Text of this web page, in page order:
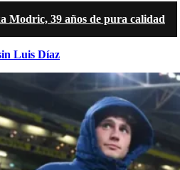
Modric, 39 años de pura calidad
Luis Díaz